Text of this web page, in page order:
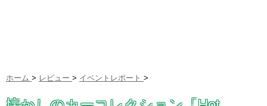
ホーム > レビュー > イベントレポート >